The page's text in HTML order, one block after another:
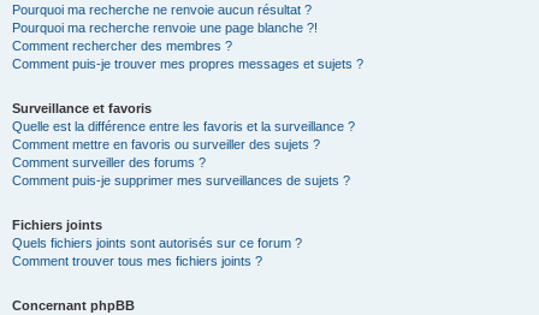
Pourquoi ma recherche ne renvoie aucun résultat ?
Pourquoi ma recherche renvoie une page blanche ?!
Comment rechercher des membres ?
Comment puis-je trouver mes propres messages et sujets ?
Surveillance et favoris
Quelle est la différence entre les favoris et la surveillance ?
Comment mettre en favoris ou surveiller des sujets ?
Comment surveiller des forums ?
Comment puis-je supprimer mes surveillances de sujets ?
Fichiers joints
Quels fichiers joints sont autorisés sur ce forum ?
Comment trouver tous mes fichiers joints ?
Concernant phpBB